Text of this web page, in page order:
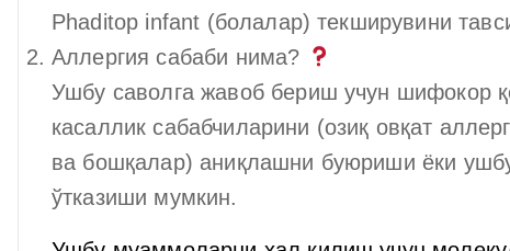
Phaditop infant (болалар) текширувини
Аллергия сабаби нима?
Ушбу саволга жавоб бериш учун шифокор
касаллик сабабчиларини (озиқ овқат
ва бошқалар) аниқлашни буюриши ёки
ўтказиши мумкин.